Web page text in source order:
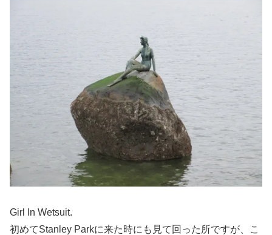
Girl In Wetsuit.
初めてStanley Parkに来た時にも見て回った所ですが、こ